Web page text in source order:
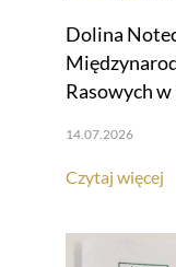
Dolina
Rasowych
14.07.2026
Czytaj więcej